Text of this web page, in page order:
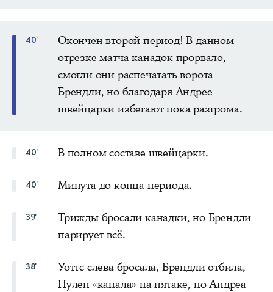
40'
Окончен второй период! В данном
отрезке матча канадок прорвало,
смогли они распечатать ворота
Брендли, но благодаря Андрее
швейцарки избегают пока разгрома.
40' В полном составе швейцарки.
40' Минута до конца периода.
39'
Трижды бросали канадки, но Брендли
парирует всё.
38'
Уоттс слева бросала, Брендли отбила,
Пулен «капала» на пятаке, но Андреа